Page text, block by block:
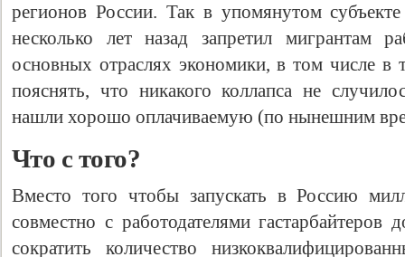
регионов России. Так в упомянутом
несколько лет назад запретил мигрантам
основных отраслях экономики, в том числе в
пояснять, что никакого коллапса не
нашли хорошо оплачиваемую (по нынешним
Что с того?
Вместо того чтобы запускать в Россию
совместно с работодателями
сократить количество